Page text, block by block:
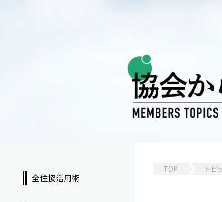
TOP トピ
全住協活用術